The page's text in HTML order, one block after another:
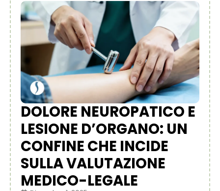
DOLORE NEUROPATICO E
LESIONE D’ORGANO: UN
CONFINE CHE INCIDE
SULLA VALUTAZIONE
MEDICO-LEGALE